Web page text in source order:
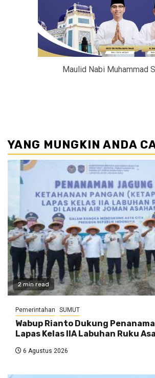
Maulid Nabi Muhammad
YANG MUNGKIN ANDA
2 min read
Pemerintahan SUMUT
Wabup Rianto Dukung
Lapas Kelas IIA Labuhan Ruku
6 Agustus 2026